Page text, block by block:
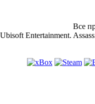
Все
Entertainment.